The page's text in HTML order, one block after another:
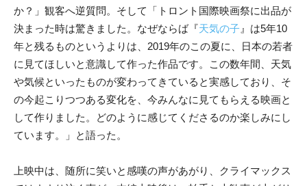
か？」観客へ逆質問。そして「トロント国際映画祭に出品が
決まった時は驚きました。なぜならば『天気の子 』は5年10
年と残るものというよりは、2019年のこの夏に、日本の若者
に見てほしいと意識して作った作品です。この数年間、天気
や気候といったものが変わってきていると実感しており、そ
の今起こりつつある変化を、今みんなに見てもらえる映画と
して作りました。どのように感じてくださるのか楽しみにし
ています。」と語った。
上映中は、随所に笑いと感嘆の声があがり、クライマックス